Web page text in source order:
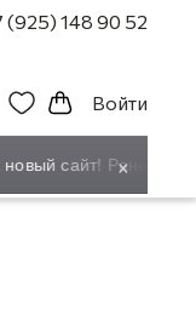
(925) 148 90 52
Войти
сайт! Ранее
×